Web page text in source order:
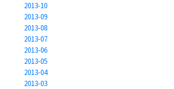
2013-10
2013-09
2013-08
2013-07
2013-06
2013-05
2013-04
2013-03